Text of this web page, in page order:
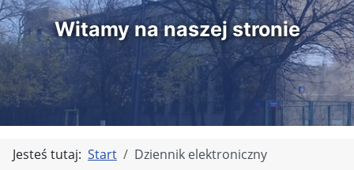
Witamy na naszej stronie
Jesteś tutaj: Start Dziennik elektroniczny